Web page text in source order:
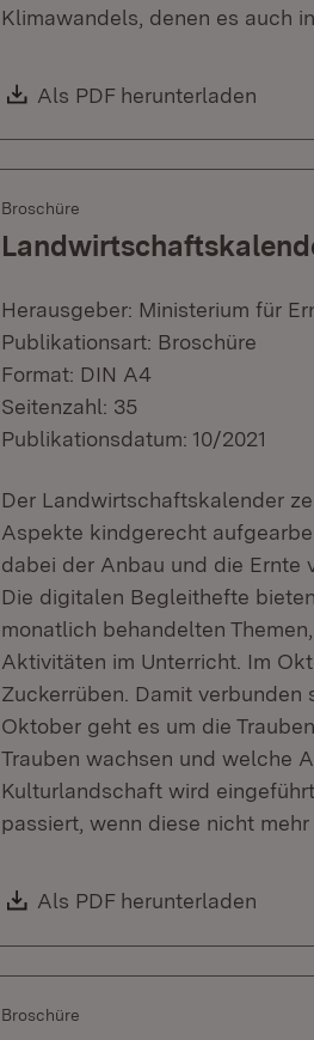
Klimawandels, denen es auch
Download:
Als PDF herunterladen
Broschüre
Herausgeber: Ministerium für
Publikationsart: Broschüre
Format: DIN A4
Seitenzahl: 35
Publikationsdatum: 10/2021
Der Landwirtschaftskalender
Aspekte kindgerecht
dabei der Anbau und die Ernte
Die digitalen Begleithefte
monatlich behandelten
Aktivitäten im Unterricht. Im
Zuckerrüben. Damit
Oktober geht es um die
Trauben wachsen und welche
Kulturlandschaft wird
passiert, wenn diese nicht
Download:
Als PDF herunterladen
Broschüre